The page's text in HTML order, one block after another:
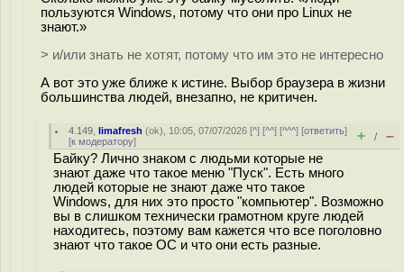
пользуются Windows, потому что они про Linux не
знают.»
> и/или знать не хотят, потому что им это не интересно
А вот это уже ближе к истине. Выбор браузера в жизни
большинства людей, внезапно, не критичен.
4.149 ,limafresh (ok), 10:05, 07/07/2026 [^] [^^] [^^^] [ответить]
[к модератору] + / –
Байку? Лично знаком с людьми которые не
знают даже что такое меню "Пуск". Есть много
людей которые не знают даже что такое
Windows, для них это просто "компьютер". Возможно
вы в слишком технически грамотном круге людей
находитесь, поэтому вам кажется что все поголовно
знают что такое ОС и что они есть разные.